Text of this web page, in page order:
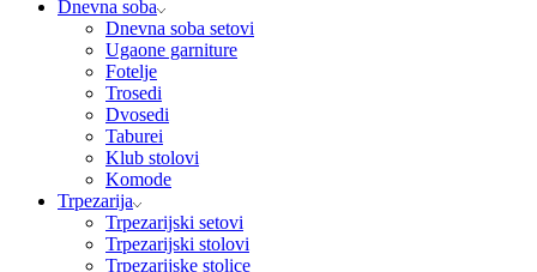
Dnevna soba
Dnevna soba setovi
Ugaone garniture
Fotelje
Trosedi
Dvosedi
Taburei
Klub stolovi
Komode
Trpezarija
Trpezarijski setovi
Trpezarijski stolovi
Trpezarijske stolice